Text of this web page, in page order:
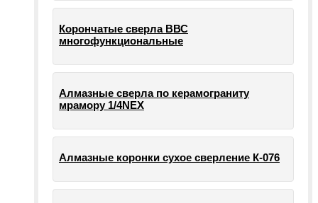
Корончатые сверла ВВС
многофункциональные
Алмазные сверла по керамограниту
мрамору 1/4NEX
Алмазные коронки сухое сверление К-076